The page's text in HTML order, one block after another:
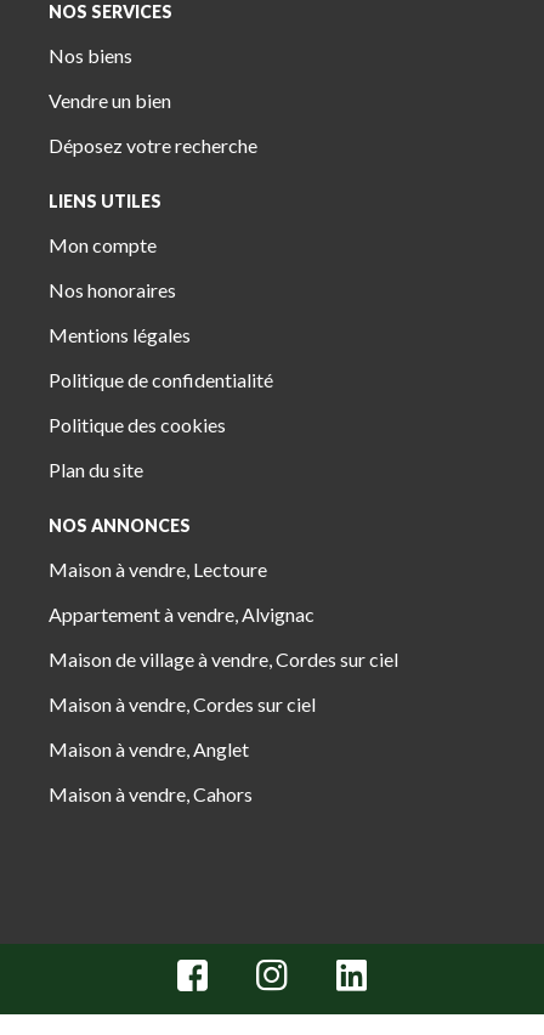
NOS SERVICES
Nos biens
Vendre un bien
Déposez votre recherche
LIENS UTILES
Mon compte
Nos honoraires
Mentions légales
Politique de confidentialité
Politique des cookies
Plan du site
NOS ANNONCES
Maison à vendre, Lectoure
Appartement à vendre, Alvignac
Maison de village à vendre, Cordes sur ciel
Maison à vendre, Cordes sur ciel
Maison à vendre, Anglet
Maison à vendre, Cahors